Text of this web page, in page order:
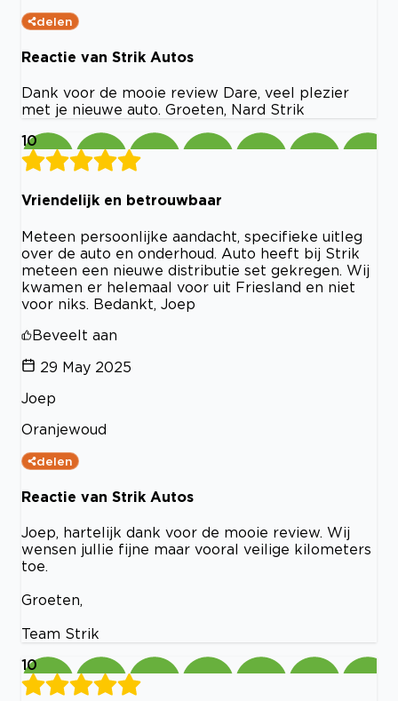
delen
Reactie van Strik Autos
Dank voor de mooie review Dare, veel plezier
met je nieuwe auto. Groeten, Nard Strik
10
Vriendelijk en betrouwbaar
Meteen persoonlijke aandacht, specifieke uitleg
over de auto en onderhoud. Auto heeft bij Strik
meteen een nieuwe distributie set gekregen. Wij
kwamen er helemaal voor uit Friesland en niet
voor niks. Bedankt, Joep
Beveelt aan
29 May 2025
Joep
Oranjewoud
delen
Reactie van Strik Autos
Joep, hartelijk dank voor de mooie review. Wij
wensen jullie fijne maar vooral veilige kilometers
toe.
Groeten,
Team Strik
10